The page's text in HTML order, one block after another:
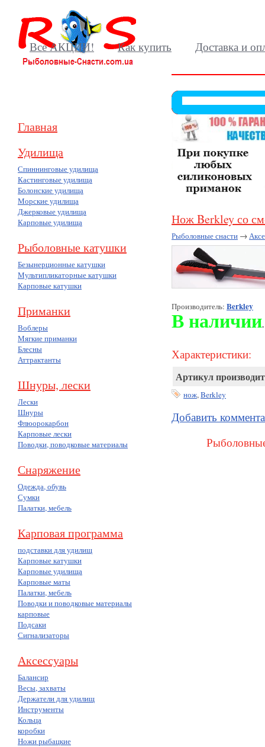
Все АКЦИИ! Как купить Доставка и
Главная
Удилища
Спиннинговые удилища
Кастинговые удилища
Болонские удилища
Морские удилища
Джерковые удилища
Карповые удилища
Рыболовные катушки
Безынерционные катушки
Мультипликаторные катушки
Карповые катушки
Приманки
Воблеры
Мягкие приманки
Блесны
Аттрактанты
Шнуры, лески
Лески
Шнуры
Флюорокарбон
Карповые лески
Поводки, поводковые материалы
Снаряжение
Одежда, обувь
Сумки
Палатки, мебель
Карповая программа
подставки для удилищ
Карповые катушки
Карповые удилища
Карповые маты
Палатки, мебель
Поводки и поводковые материалы
карповые
Подсаки
Сигнализаторы
Аксессуары
Балансир
Весы, захваты
Держатели для удилищ
Инструменты
Кольца
коробки
Ножи рыбацкие
Нож Berkley со
Рыболовные снасти →
Производитель: Berkley
В наличии.
Характеристики:
Артикул
нож,Berkley
Добавить